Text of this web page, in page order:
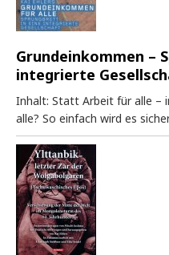
Grundeinkommen –
integrierte
Inhalt: Statt Arbeit für alle –
alle? So einfach wird es